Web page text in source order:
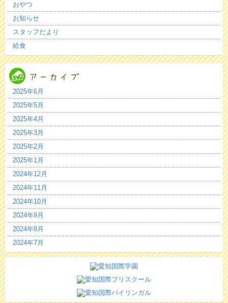
おやつ
お知らせ
スタッフだより
給食
2025年6月
2025年5月
2025年4月
2025年3月
2025年2月
2025年1月
2024年12月
2024年11月
2024年10月
2024年9月
2024年8月
2024年7月